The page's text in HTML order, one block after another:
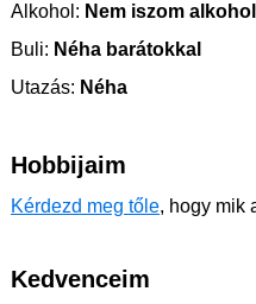
Alkohol: Nem iszom
Buli: Néha barátokkal
Utazás: Néha
Hobbijaim
Kérdezd meg tőle, hogy mik
Kedvenceim